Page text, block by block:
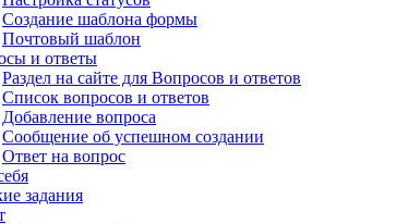
Создание шаблона формы
Почтовый шаблон
и ответы
Раздел на сайте для Вопросов и ответов
Список вопросов и ответов
Добавление вопроса
Сообщение об успешном создании
Ответ на вопрос
задания